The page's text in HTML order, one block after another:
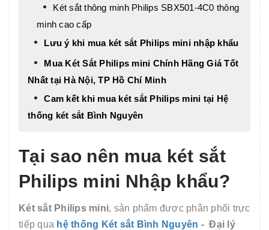
Két sắt thông minh Philips SBX501-4C0 thông
minh cao cấp
Lưu ý khi mua két sắt Philips mini nhập khẩu
Mua Két Sắt Philips mini Chính Hãng Giá Tốt
Nhất tại Hà Nội, TP Hồ Chí Minh
Cam kết khi mua két sắt Philips mini tại Hệ
thống két sắt Bình Nguyên
Tại sao nên mua két sắt
Philips mini Nhập khẩu?
Két sắt Philips mini, sản phẩm được phân phối trực
tiếp qua hệ thống Két sắt Bình Nguyên - Đại lý